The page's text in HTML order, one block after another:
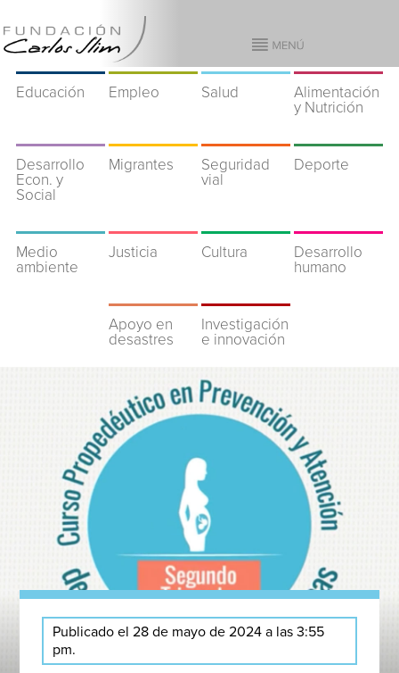
Educación Empleo Salud
Alimentación
y Nutrición
Desarrollo
Econ. y
Social
Migrantes
Seguridad
vial
Deporte
Medio
ambiente
Justicia Cultura
Desarrollo
humano
Apoyo en
desastres
Investigación
e innovación
Publicado el 28 de mayo de 2024 a las 3:55
pm.